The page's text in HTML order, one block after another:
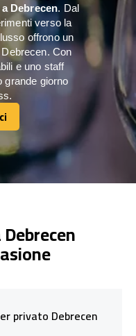
Debrecen. Dal
verso la
offrono un
Con
e uno staff
grande giorno
privato Debrecen